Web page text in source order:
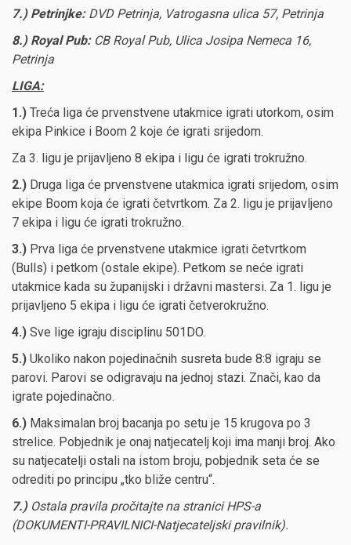
7.) Petrinjke:DVD Petrinja, Vatrogasna ulica 57, Petrinja
8.) Royal Pub: CB Royal Pub, Ulica Josipa Nemeca 16,
Petrinja
LIGA:
1.) Treća liga će prvenstvene utakmice igrati utorkom, osim
ekipa Pinkice i Boom 2 koje će igrati srijedom.
Za 3. ligu je prijavljeno 8 ekipa i ligu će igrati trokružno.
2.) Druga liga će prvenstvene utakmica igrati srijedom, osim
ekipe Boom koja će igrati četvrtkom. Za 2. ligu je prijavljeno
7 ekipa i ligu će igrati trokružno.
3.) Prva liga će prvenstvene utakmice igrati četvrtkom
(Bulls) i petkom (ostale ekipe). Petkom se neće igrati
utakmice kada su županijski i državni mastersi. Za 1. ligu je
prijavljeno 5 ekipa i ligu će igrati četverokružno.
4.) Sve lige igraju disciplinu 501DO.
5.) Ukoliko nakon pojedinačnih susreta bude 8:8 igraju se
parovi. Parovi se odigravaju na jednoj stazi. Znači, kao da
igrate pojedinačno.
6.) Maksimalan broj bacanja po setu je 15 krugova po 3
strelice. Pobjednik je onaj natjecatelj koji ima manji broj. Ako
su natjecatelji ostali na istom broju, pobjednik seta će se
odrediti po principu „tko bliže centru“.
7.)Ostala pravila pročitajte na stranici HPS-a
(DOKUMENTI-PRAVILNICI-Natjecateljski pravilnik).